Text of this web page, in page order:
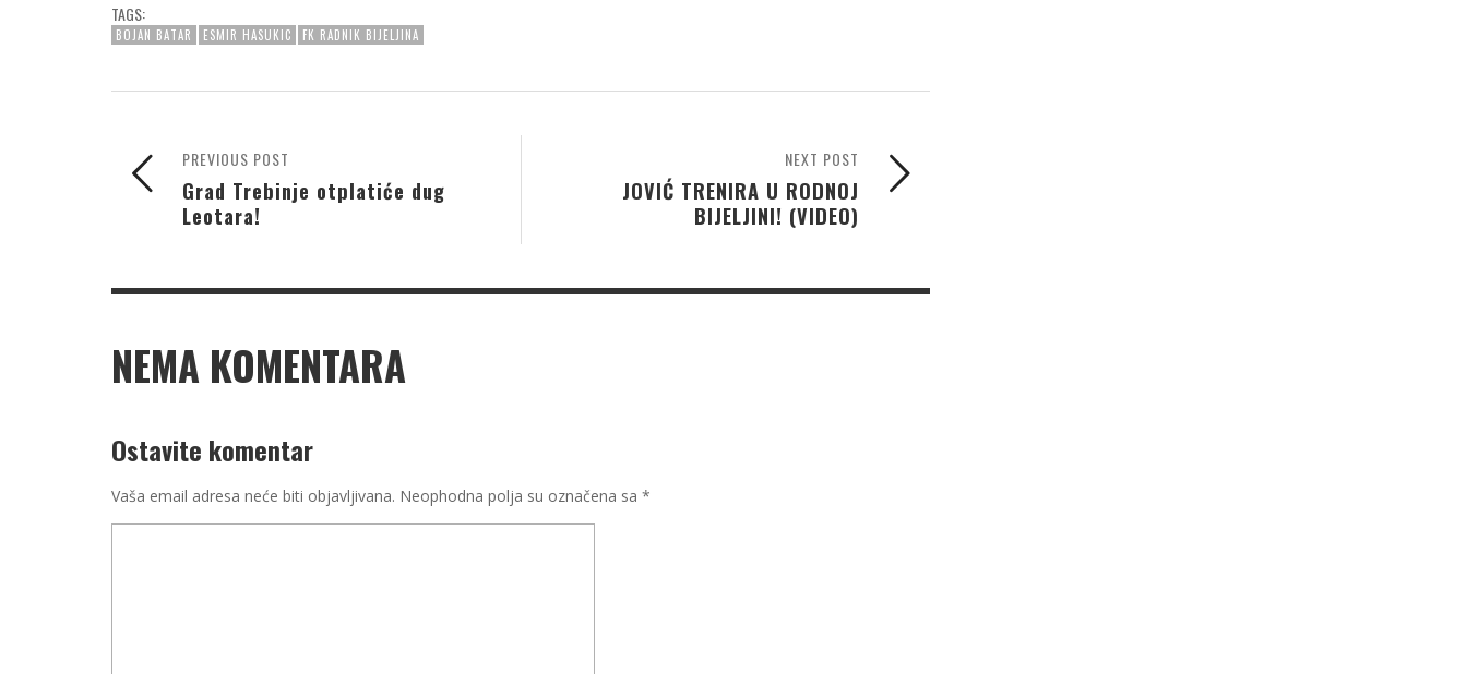
TAGS:
BOJAN BATAR ESMIR HASUKIC FK RADNIK BIJELJINA
NEXT POST
JOVIĆ TRENIRA U RODNOJ
BIJELJINI! (VIDEO)
PREVIOUS POST
Grad Trebinje otplatiće dug
Leotara!
NEMA KOMENTARA
Ostavite komentar
Vaša email adresa neće biti objavljivana. Neophodna polja su označena sa *